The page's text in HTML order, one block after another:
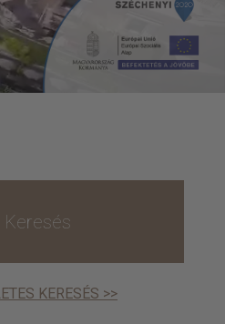
Keresés
KERESÉS >>